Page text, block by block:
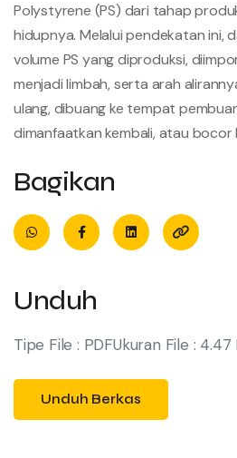
Polystyrene (PS) dari tahap
hidupnya. Melalui pendekatan ini,
volume PS yang diproduksi,
menjadi limbah, serta arah
ulang, dibuang ke tempat
dimanfaatkan kembali, atau bocor
Bagikan
Unduh
Tipe File : PDFUkuran File : 4.47
Unduh Berkas